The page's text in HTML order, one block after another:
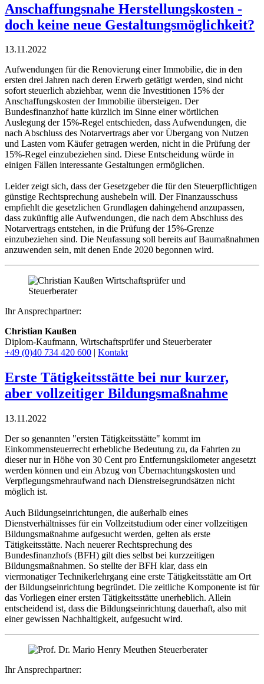
Anschaffungsnahe Herstellungskosten -
doch keine neue Gestaltungsmöglichkeit?
13.11.2022
Aufwendungen für die Renovierung einer Immobilie, die in den
ersten drei Jahren nach deren Erwerb getätigt werden, sind nicht
sofort steuerlich abziehbar, wenn die Investitionen 15% der
Anschaffungskosten der Immobilie übersteigen. Der
Bundesfinanzhof hatte kürzlich im Sinne einer wörtlichen
Auslegung der 15%-Regel entschieden, dass Aufwendungen, die
nach Abschluss des Notarvertrags aber vor Übergang von Nutzen
und Lasten vom Käufer getragen werden, nicht in die Prüfung der
15%-Regel einzubeziehen sind. Diese Entscheidung würde in
einigen Fällen interessante Gestaltungen ermöglichen.
Leider zeigt sich, dass der Gesetzgeber die für den Steuerpflichtigen
günstige Rechtsprechung aushebeln will. Der Finanzausschuss
empfiehlt die gesetzlichen Grundlagen dahingehend anzupassen,
dass zukünftig alle Aufwendungen, die nach dem Abschluss des
Notarvertrags entstehen, in die Prüfung der 15%-Grenze
einzubeziehen sind. Die Neufassung soll bereits auf Baumaßnahmen
anzuwenden sein, mit denen Ende 2020 begonnen wird.
Ihr Ansprechpartner:
Christian Kaußen
Diplom-Kaufmann, Wirtschaftsprüfer und Steuerberater
+49 (0)40 734 420 600
Kontakt
Erste Tätigkeitsstätte bei nur kurzer,
aber vollzeitiger Bildungsmaßnahme
13.11.2022
Der so genannten "ersten Tätigkeitsstätte" kommt im
Einkommensteuerrecht erhebliche Bedeutung zu, da Fahrten zu
dieser nur in Höhe von 30 Cent pro Entfernungskilometer angesetzt
werden können und ein Abzug von Übernachtungskosten und
Verpflegungsmehraufwand nach Dienstreisegrundsätzen nicht
möglich ist.
Auch Bildungseinrichtungen, die außerhalb eines
Dienstverhältnisses für ein Vollzeitstudium oder einer vollzeitigen
Bildungsmaßnahme aufgesucht werden, gelten als erste
Tätigkeitsstätte. Nach neuerer Rechtsprechung des
Bundesfinanzhofs (BFH) gilt dies selbst bei kurzzeitigen
Bildungsmaßnahmen. So stellte der BFH klar, dass ein
viermonatiger Technikerlehrgang eine erste Tätigkeitsstätte am Ort
der Bildungseinrichtung begründet. Die zeitliche Komponente ist für
das Vorliegen einer ersten Tätigkeitsstätte unerheblich. Allein
entscheidend ist, dass die Bildungseinrichtung dauerhaft, also mit
einer gewissen Nachhaltigkeit, aufgesucht wird.
Ihr Ansprechpartner: